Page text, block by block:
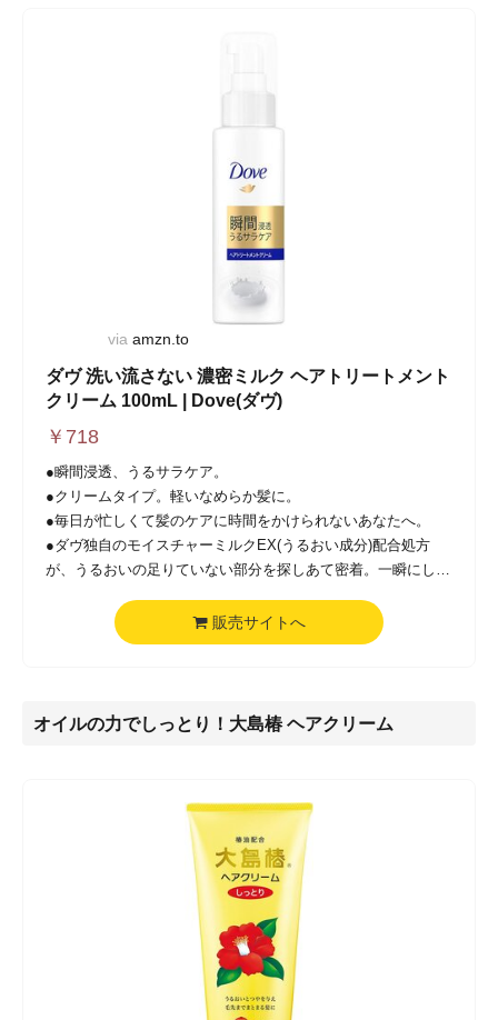
via amzn.to
ダヴ 洗い流さない 濃密ミルク ヘアトリートメント
クリーム 100mL | Dove(ダヴ)
￥ 718
●瞬間浸透、うるサラケア。
●クリームタイプ。軽いなめらか髪に。
●毎日が忙しくて髪のケアに時間をかけられないあなたへ。
●ダヴ独自のモイスチャーミルクEX(うるおい成分)配合処方
が、うるおいの足りていない部分を探しあて密着。一瞬にして
●翌朝までうるおってまとまる、毛先までなめらかな仕上が
販売サイトへ
オイルの力でしっとり！大島椿 ヘアクリーム